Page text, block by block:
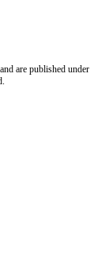
are published under